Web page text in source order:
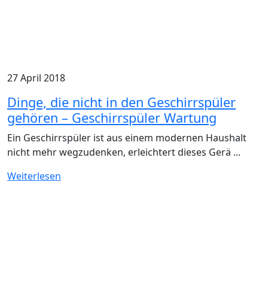
27 April 2018
Dinge, die nicht in den Geschirrspüler
gehören – Geschirrspüler Wartung
Ein Geschirrspüler ist aus einem modernen Haushalt
nicht mehr wegzudenken, erleichtert dieses Gerä ...
Weiterlesen